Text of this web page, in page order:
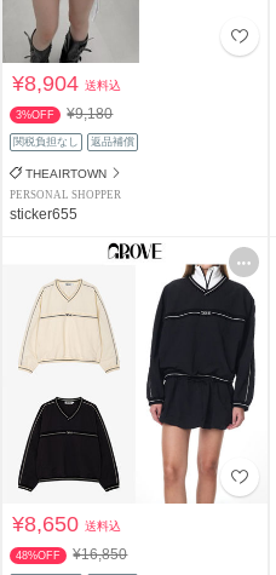
¥8,904送料込
3%OFF ¥9,180
関税負担なし 返品補償
THEAIRTOWN
PERSONAL SHOPPER
sticker655
¥8,650送料込
48%OFF ¥16,850